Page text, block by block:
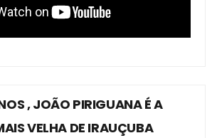
, JOÃO PIRIGUANA É A
VELHA DE IRAUÇUBA